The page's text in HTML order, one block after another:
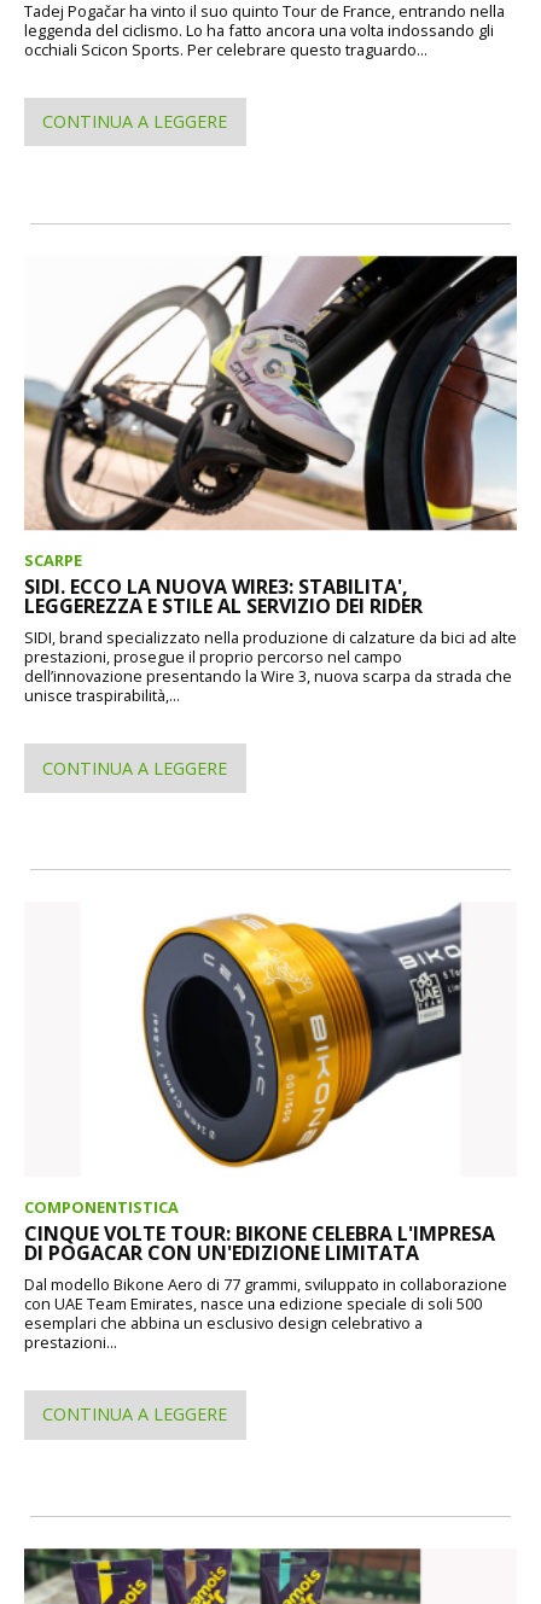
Tadej Pogačar ha vinto il suo quinto Tour de France, entrando nella
leggenda del ciclismo. Lo ha fatto ancora una volta indossando gli
occhiali Scicon Sports. Per celebrare questo traguardo...
CONTINUA A LEGGERE
SCARPE
SIDI. ECCO LA NUOVA WIRE3: STABILITA',
LEGGEREZZA E STILE AL SERVIZIO DEI RIDER
SIDI, brand specializzato nella produzione di calzature da bici ad alte
prestazioni, prosegue il proprio percorso nel campo
dell’innovazione presentando la Wire 3, nuova scarpa da strada che
unisce traspirabilità,...
CONTINUA A LEGGERE
COMPONENTISTICA
CINQUE VOLTE TOUR: BIKONE CELEBRA L'IMPRESA
DI POGACAR CON UN'EDIZIONE LIMITATA
Dal modello Bikone Aero di 77 grammi, sviluppato in collaborazione
con UAE Team Emirates, nasce una edizione speciale di soli 500
esemplari che abbina un esclusivo design celebrativo a
prestazioni...
CONTINUA A LEGGERE